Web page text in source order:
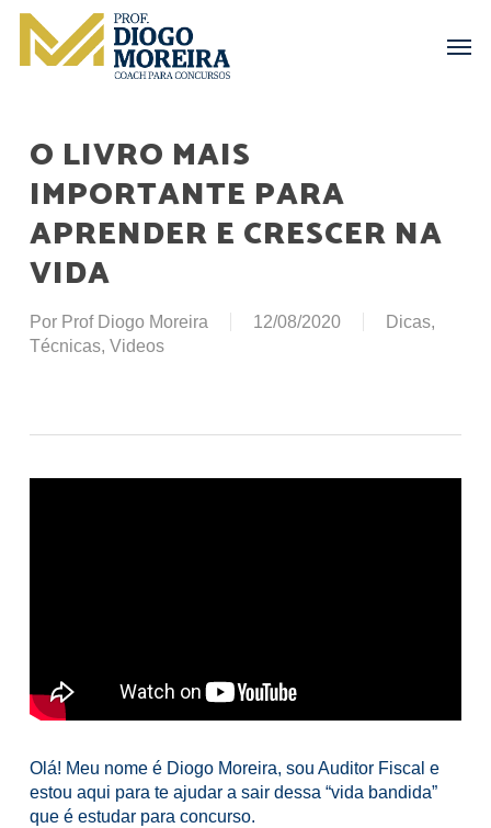
Skip
main
O LIVRO MAIS
IMPORTANTE PARA
APRENDER E CRESCER NA
VIDA
Por Prof Diogo Moreira 12/08/2020 Dicas,
Técnicas, Videos
Olá! Meu nome é Diogo Moreira, sou Auditor Fiscal e
estou aqui para te ajudar a sair dessa “vida bandida”
que é estudar para concurso.